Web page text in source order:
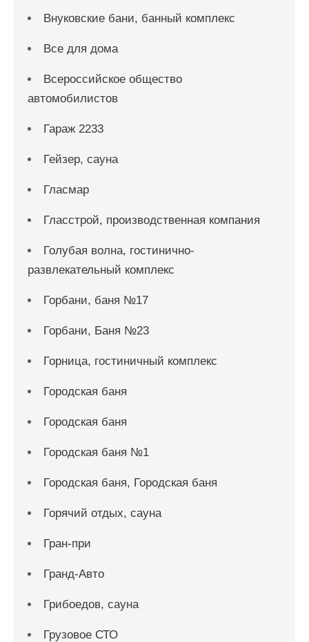
Внуковские бани, банный комплекс
Все для дома
Всероссийское общество
автомобилистов
Гараж 2233
Гейзер, сауна
Гласмар
Гласстрой, производственная компания
Голубая волна, гостинично-
развлекательный комплекс
Горбани, баня №17
Горбани, Баня №23
Горница, гостиничный комплекс
Городская баня
Городская баня
Городская баня №1
Городская баня, Городская баня
Горячий отдых, сауна
Гран-при
Гранд-Авто
Грибоедов, сауна
Грузовое СТО